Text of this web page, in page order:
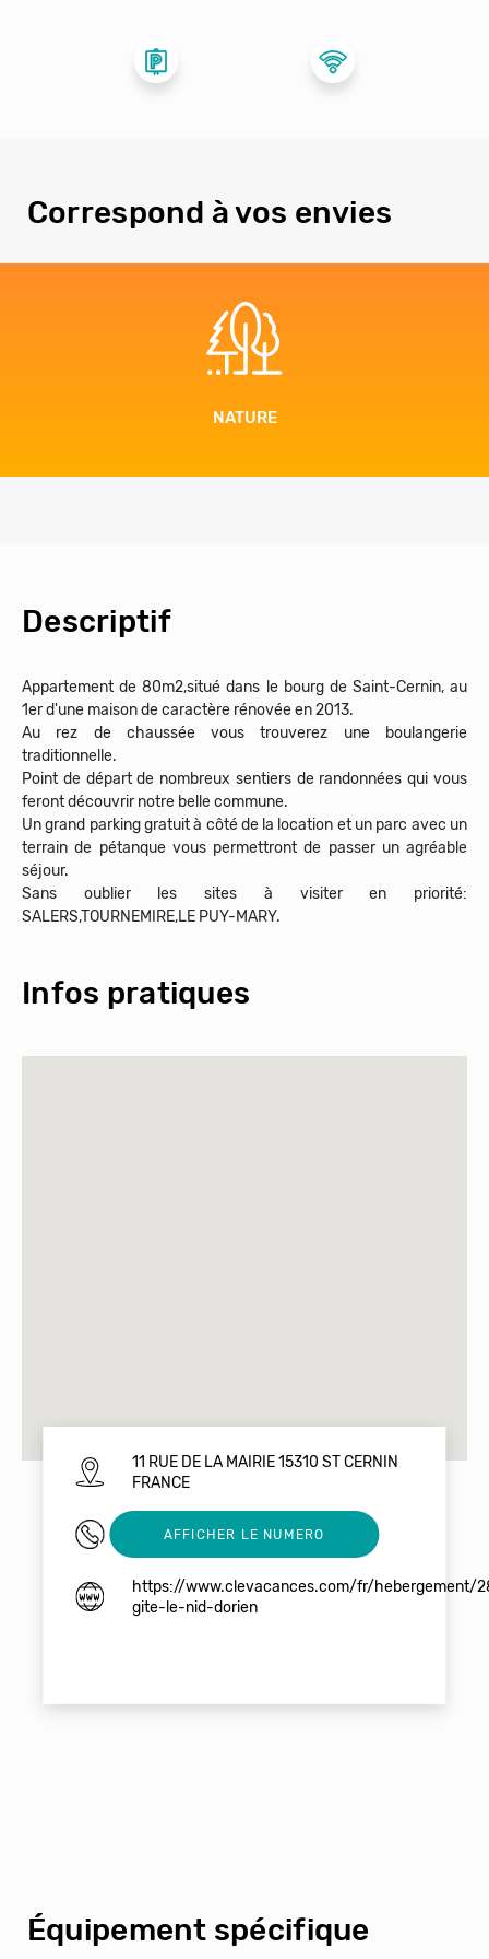
Correspond à vos envies
Descriptif
Appartement de 80m2,situé dans le bourg de Saint-Cernin, au
1er d'une maison de caractère rénovée en 2013.
Au rez de chaussée vous trouverez une boulangerie
traditionnelle.
Point de départ de nombreux sentiers de randonnées qui vous
feront découvrir notre belle commune.
Un grand parking gratuit à côté de la location et un parc avec un
terrain de pétanque vous permettront de passer un agréable
séjour.
Sans oublier les sites à visiter en priorité:
SALERS,TOURNEMIRE,LE PUY-MARY.
Infos pratiques
11 RUE DE LA MAIRIE 15310 ST CERNIN
FRANCE
0785845799
AFFICHER LE NUMERO
https://www.clevacances.com/fr/hebergement/
gite-le-nid-dorien
Équipement spécifique